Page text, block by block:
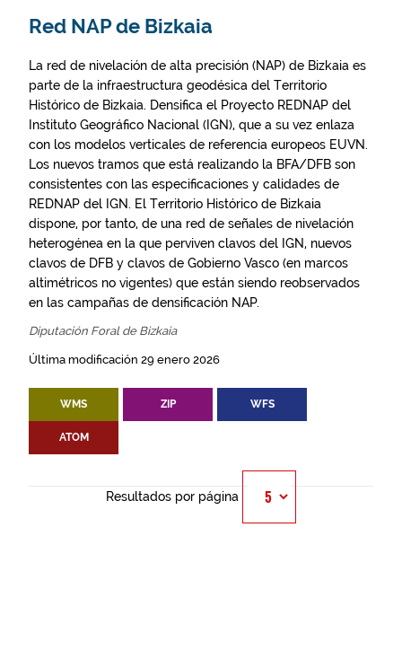
Red NAP de Bizkaia
La red de nivelación de alta precisión (NAP) de Bizkaia es
parte de la infraestructura geodésica del Territorio
Histórico de Bizkaia. Densifica el Proyecto REDNAP del
Instituto Geográfico Nacional (IGN), que a su vez enlaza
con los modelos verticales de referencia europeos EUVN.
Los nuevos tramos que está realizando la BFA/DFB son
consistentes con las especificaciones y calidades de
REDNAP del IGN. El Territorio Histórico de Bizkaia
dispone, por tanto, de una red de señales de nivelación
heterogénea en la que perviven clavos del IGN, nuevos
clavos de DFB y clavos de Gobierno Vasco (en marcos
altimétricos no vigentes) que están siendo reobservados
en las campañas de densificación NAP.
Diputación Foral de Bizkaia
Última modificación 29 enero 2026
WMS ZIP WFS
ATOM
Resultados por página